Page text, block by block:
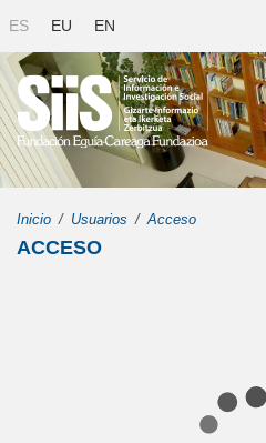
ES EU EN
Inicio Usuarios Acceso
ACCESO